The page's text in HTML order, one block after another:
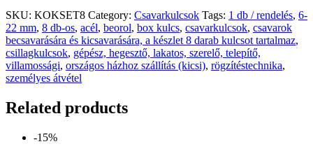
SKU: KOKSET8 Category: Csavarkulcsok Tags: 1 db / rendelés, 6-
22 mm, 8 db-os, acél, beorol, box kulcs, csavarkulcsok, csavarok
becsavarására és kicsavarására, a készlet 8 darab kulcsot tartalmaz,
csillagkulcsok, gépész, hegesztő, lakatos, szerelő, telepítő,
villamossági, országos házhoz szállítás (kicsi), rögzítéstechnika,
személyes átvétel
Related products
-15%